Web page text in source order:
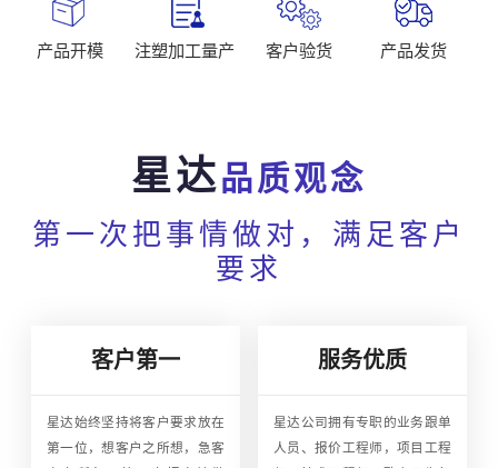
产品开模 注塑加工量产 客户验货 产品发货
星达品质观念
第一次把事情做对，满足客户
要求
客户第一
星达始终坚持将客户要求放在
第一位，想客户之所想，急客
服务优质
星达公司拥有专职的业务跟单
人员、报价工程师，项目工程